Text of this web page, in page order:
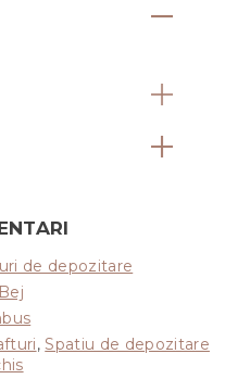
de depozitare
Bej
,Spatiu de depozitare